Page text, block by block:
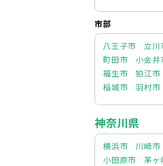
市部
八王子市
立川
町田市
小金井
福生市
狛江市
稲城市
羽村市
神奈川県
横浜市 川崎市
小田原市
茅ヶ